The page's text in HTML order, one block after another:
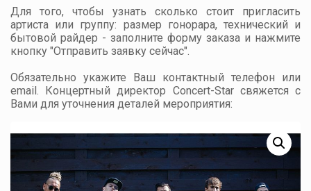
Для того, чтобы узнать сколько стоит пригласить
артиста или группу: размер гонорара, технический и
бытовой райдер - заполните форму заказа и нажмите
кнопку "Отправить заявку сейчас".
Обязательно укажите Ваш контактный телефон или
email. Концертный директор Concert-Star свяжется с
Вами для уточнения деталей мероприятия: